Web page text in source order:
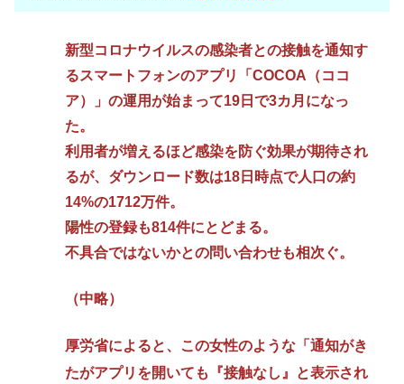
新型コロナウイルスの感染者との接触を通知す
るスマートフォンのアプリ「COCOA（ココ
ア）」の運用が始まって19日で3カ月になっ
た。
利用者が増えるほど感染を防ぐ効果が期待され
るが、ダウンロード数は18日時点で人口の約
14%の1712万件。
陽性の登録も814件にとどまる。
不具合ではないかとの問い合わせも相次ぐ。
（中略）
厚労省によると、この女性のような「通知がき
たがアプリを開いても『接触なし』と表示され